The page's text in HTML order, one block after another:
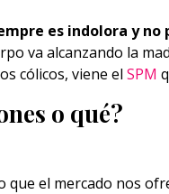
es indolora y
va alcanzando la
cólicos, viene el SPM
o qué?
que el mercado nos